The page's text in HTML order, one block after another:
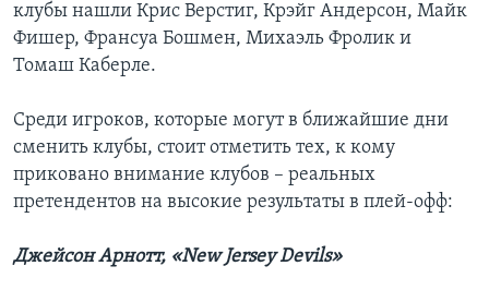
клубы нашли Крис Верстиг, Крэйг Андерсон, Майк
Фишер, Франсуа Бошмен, Михаэль Фролик и
Томаш Каберле.
Среди игроков, которые могут в ближайшие дни
сменить клубы, стоит отметить тех, к кому
приковано внимание клубов – реальных
претендентов на высокие результаты в плей-офф:
Джейсон Арнотт, «New Jersey Devils»